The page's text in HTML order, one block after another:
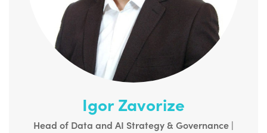
Igor Zavorize
Head of Data and AI Strategy & Governance |